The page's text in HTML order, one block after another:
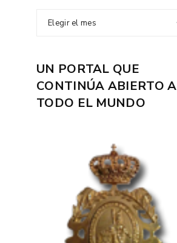
Elegir el mes
UN PORTAL QUE
CONTINÚA ABIERTO A
TODO EL MUNDO